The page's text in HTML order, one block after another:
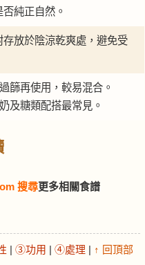
純正自然。
存放於陰涼乾爽處，避免受
篩再使用，較易混合。
及糖類配搭最常見。
搜尋更多相關食譜
| ③功用 | ④處理 | ↑ 回頂部